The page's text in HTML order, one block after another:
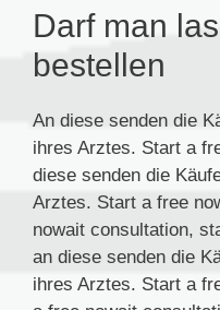
Darf man
bestellen
An diese senden die
ihres Arztes. Start a
diese senden die
Arztes. Start a free
nowait consultation,
an diese senden die
ihres Arztes. Start a